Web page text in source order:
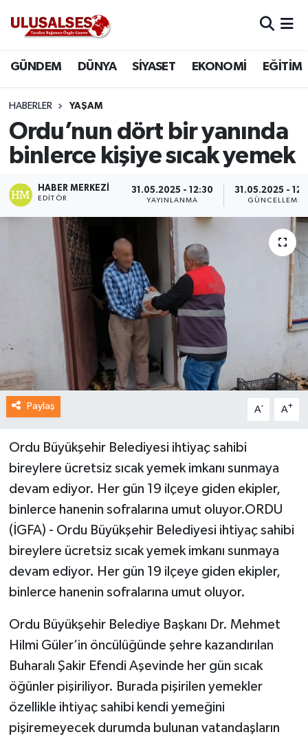
GÜNDEM DÜNYA SİYASET EKONOMİ EĞİTİM
HABERLER YAŞAM
Ordu’nun dört bir yanında
binlerce kişiye sıcak yemek
HABER MERKEZI
EDITÖR
31.05.2025 - 12:30
YAYINLANMA
31.05.2025 -
GÜNCELLEME
Paylaş A- A+
Ordu Büyükşehir Belediyesi ihtiyaç sahibi
bireylere ücretsiz sıcak yemek imkanı sunmaya
devam ediyor. Her gün 19 ilçeye giden ekipler,
binlerce hanenin sofralarına umut oluyor.ORDU
(İGFA) - Ordu Büyükşehir Belediyesi ihtiyaç sahibi
bireylere ücretsiz sıcak yemek imkanı sunmaya
devam ediyor. Her gün 19 ilçeye giden ekipler,
binlerce hanenin sofralarına umut oluyor.
Ordu Büyükşehir Belediye Başkanı Dr. Mehmet
Hilmi Güler’in öncülüğünde şehre kazandırılan
Buharalı Şakir Efendi Aşevinde her gün sıcak
öğünler pişiriliyor. Burada pişirilen yemekler
özellikle ihtiyaç sahibi kendi yemeğini
pişiremeyecek durumda bulunan vatandaşların
DÜNYA
SİYASET
EKONOMİ
EĞİTİM
SAĞLIK
MAGAZİN
SPOR
Trafik Durumu
Süper Lig Puan Durumu ve Fikstür
Tüm Manşetler
Son Dakika Haberleri
Haber Arşivi